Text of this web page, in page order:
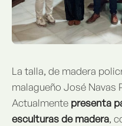
La talla, de madera
malagueño José Navas
Actualmente presenta
esculturas de madera,